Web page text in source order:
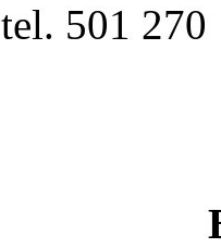
tel. 501